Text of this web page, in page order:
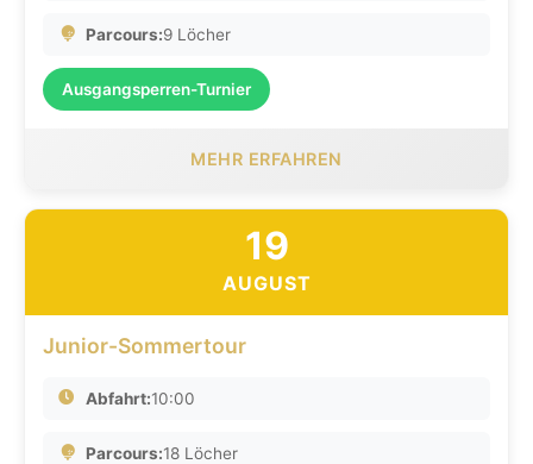
Parcours:9 Löcher
Ausgangsperren-Turnier
MEHR ERFAHREN
19
AUGUST
Junior-Sommertour
Abfahrt:10:00
Parcours:18 Löcher